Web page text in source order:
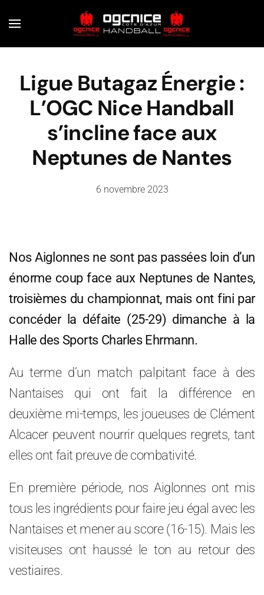
Skip to main content
Ligue Butagaz Énergie :
L’OGC Nice Handball
s’incline face aux
Neptunes de Nantes
6 novembre 2023
Nos Aiglonnes ne sont pas passées loin d’un
énorme coup face aux Neptunes de Nantes,
troisièmes du championnat, mais ont fini par
concéder la défaite (25-29) dimanche à la
Halle des Sports Charles Ehrmann.
Au terme d’un match palpitant face à des
Nantaises qui ont fait la différence en
deuxième mi-temps, les joueuses de Clément
Alcacer peuvent nourrir quelques regrets, tant
elles ont fait preuve de combativité.
En première période, nos Aiglonnes ont mis
tous les ingrédients pour faire jeu égal avec les
Nantaises et mener au score (16-15). Mais les
visiteuses ont haussé le ton au retour des
vestiaires.